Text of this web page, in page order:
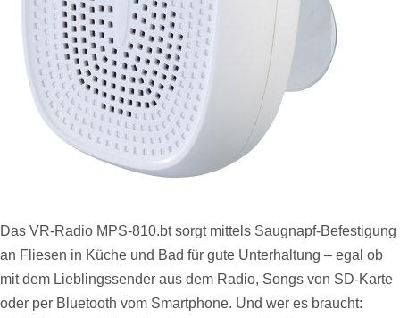
Das VR-Radio MPS-810.bt sorgt mittels Saugnapf-Befestigung
an Fliesen in Küche und Bad für gute Unterhaltung – egal ob
mit dem Lieblingssender aus dem Radio, Songs von SD-Karte
oder per Bluetooth vom Smartphone. Und wer es braucht: